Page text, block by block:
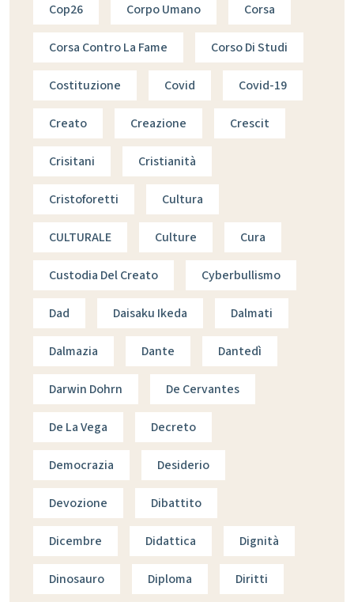
Cop26 Corpo Umano Corsa
Corsa Contro La Fame Corso Di Studi
Costituzione Covid Covid-19
Creato Creazione Crescit
Crisitani Cristianità
Cristoforetti Cultura
CULTURALE Culture Cura
Custodia Del Creato Cyberbullismo
Dad Daisaku Ikeda Dalmati
Dalmazia Dante Dantedì
Darwin Dohrn De Cervantes
De La Vega Decreto
Democrazia Desiderio
Devozione Dibattito
Dicembre Didattica Dignità
Dinosauro Diploma Diritti